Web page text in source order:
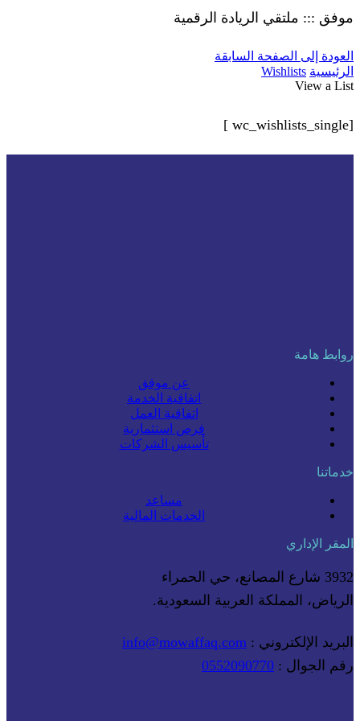
موفق ::: ملتقي الريادة الرقمية
العودة إلى الصفحة السابقة
الرئيسية Wishlists
View a List
[wc_wishlists_single ]
روابط هامة
عن موفق
اتفاقية الخدمة
اتفاقية العمل
فرص استثمارية
تأسيس الشركات
خدماتنا
مساعد
الخدمات المالية
المقر الإداري
3932 شارع المصانع، حي الحمراء
الرياض، المملكة العربية السعودية.
البريد الإلكتروني : info@mowaffaq.com
رقم الجوال : 0552090770